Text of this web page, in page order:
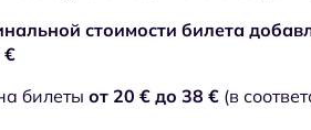
стоимости билета
€
билеты от 20 € до 38 € (в